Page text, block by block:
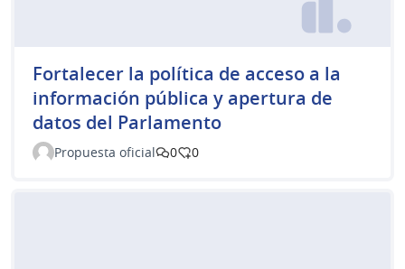
Fortalecer la política de acceso a la
información pública y apertura de
datos del Parlamento
Propuesta oficial 0 0